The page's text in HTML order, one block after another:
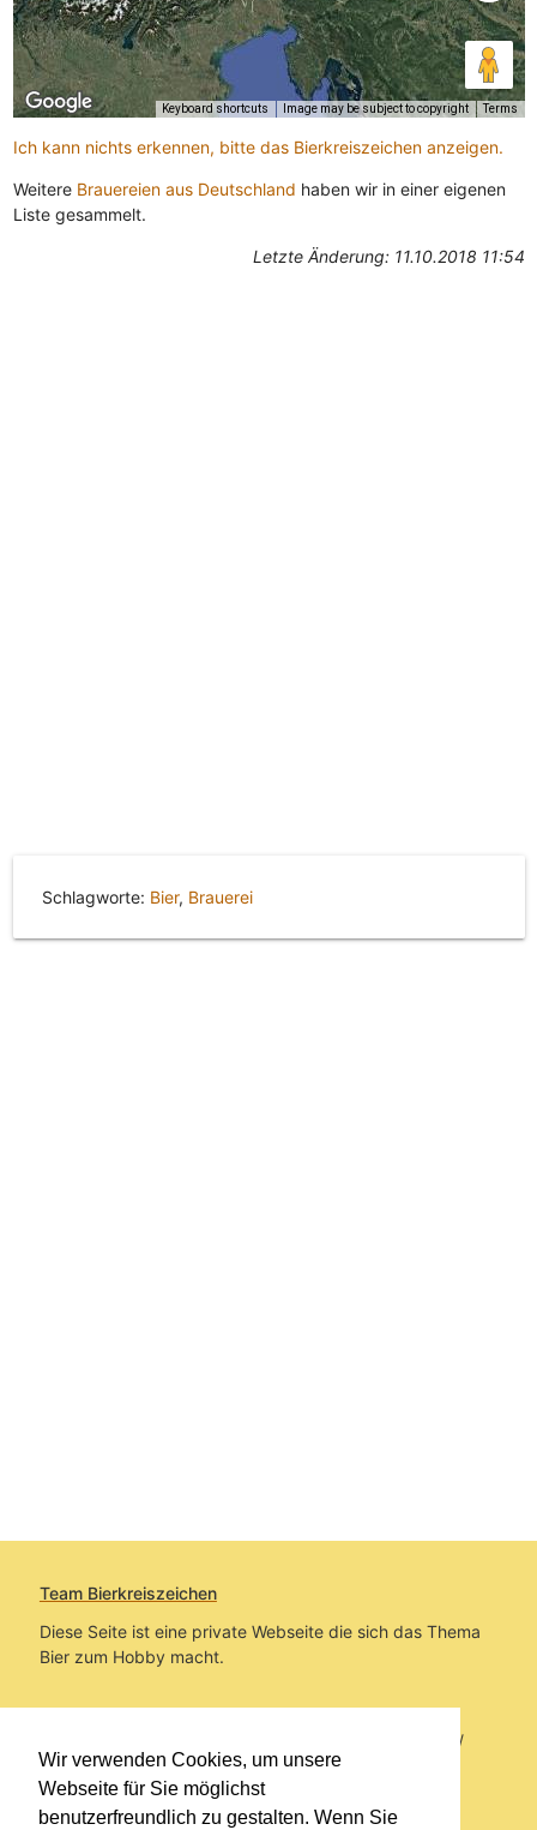
Wir verwenden Cookies, um unsere
Webseite für Sie möglichst
benutzerfreundlich zu gestalten. Wenn Sie
Keyboard shortcuts Image may be subject to copyright Terms
Ich kann nichts erkennen, bitte das Bierkreiszeichen anzeigen.
Weitere Brauereien aus Deutschland haben wir in einer eigenen
Liste gesammelt.
Letzte Änderung: 11.10.2018 11:54
Schlagworte: Bier, Brauerei
Team Bierkreiszeichen
Diese Seite ist eine private Webseite die sich das Thema
Bier zum Hobby macht.
Sie befinden sich auf https://www.bierkreiszeichen.at/
im Pfad:Übers Bier/Brauereien
Erstellt: 2018-10-11